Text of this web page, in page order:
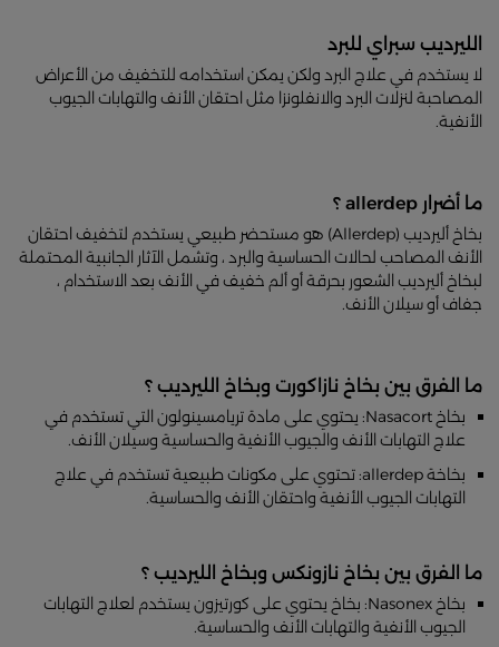
الليرديب سبراي للبرد
لا يستخدم في علاج البرد ولكن يمكن استخدامه للتخفيف من الأعراض
المصاحبة لنزلات البرد والانفلونزا مثل احتقان الأنف والتهابات الجيوب
الأنفية.
ما أضرار allerdep ؟
بخاخ أليرديب (Allerdep) هو مستحضر طبيعي يستخدم لتخفيف احتقان
الأنف المصاحب لحالات الحساسية والبرد ، وتشمل الآثار الجانبية المحتملة
لبخاخ أليرديب الشعور بحرقة أو ألم خفيف في الأنف بعد الاستخدام ،
جفاف أو سيلان الأنف.
ما الفرق بين بخاخ نازاكورت وبخاخ الليرديب ؟
بخاخ Nasacort: يحتوي على مادة تريامسينولون التي تستخدم في
علاج التهابات الأنف والجيوب الأنفية والحساسية وسيلان الأنف.
بخاخة allerdep: تحتوي على مكونات طبيعية تستخدم في علاج
التهابات الجيوب الأنفية واحتقان الأنف والحساسية.
ما الفرق بين بخاخ نازونكس وبخاخ الليرديب ؟
بخاخ Nasonex: بخاخ يحتوي على كورتيزون يستخدم لعلاج التهابات
الجيوب الأنفية والتهابات الأنف والحساسية.